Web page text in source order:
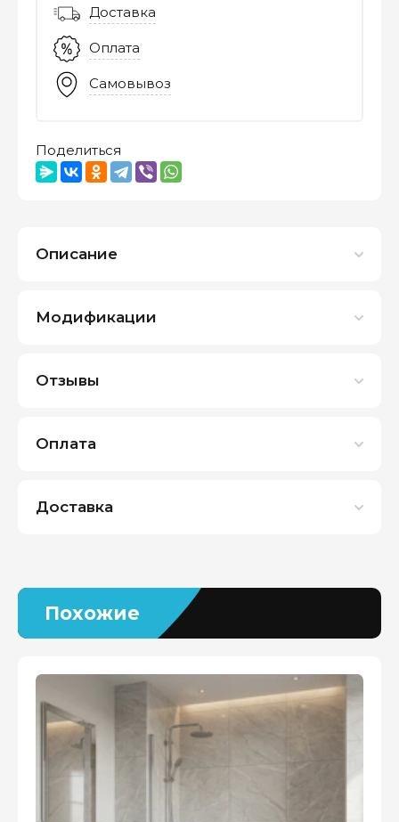
Доставка
Оплата
Самовывоз
Поделиться
Описание
Модификации
Отзывы
Оплата
Доставка
Похожие